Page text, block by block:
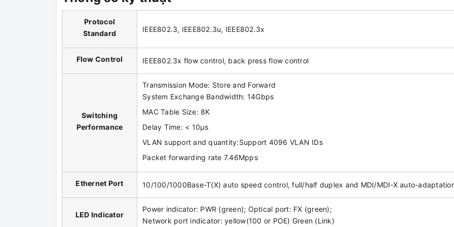
Protocol
Standard
IEEE802.3, IEEE802.3u, IEEE802.3x
Flow Control IEEE802.3x flow control, back press flow control
Switching
Performance
Transmission Mode: Store and Forward
System Exchange Bandwidth: 14Gbps
MAC Table Size: 8K
Delay Time: < 10μs
VLAN support and quantity:Support 4096 VLAN IDs
Packet forwarding rate 7.46Mpps
Ethernet Port 10/100/1000Base-T(X) auto speed control, full/half duplex and MDI/MDI-X auto-
LED Indicator
Power indicator: PWR (green); Optical port: FX (green);
Network port indicator: yellow(100 or POE) Green (Link)